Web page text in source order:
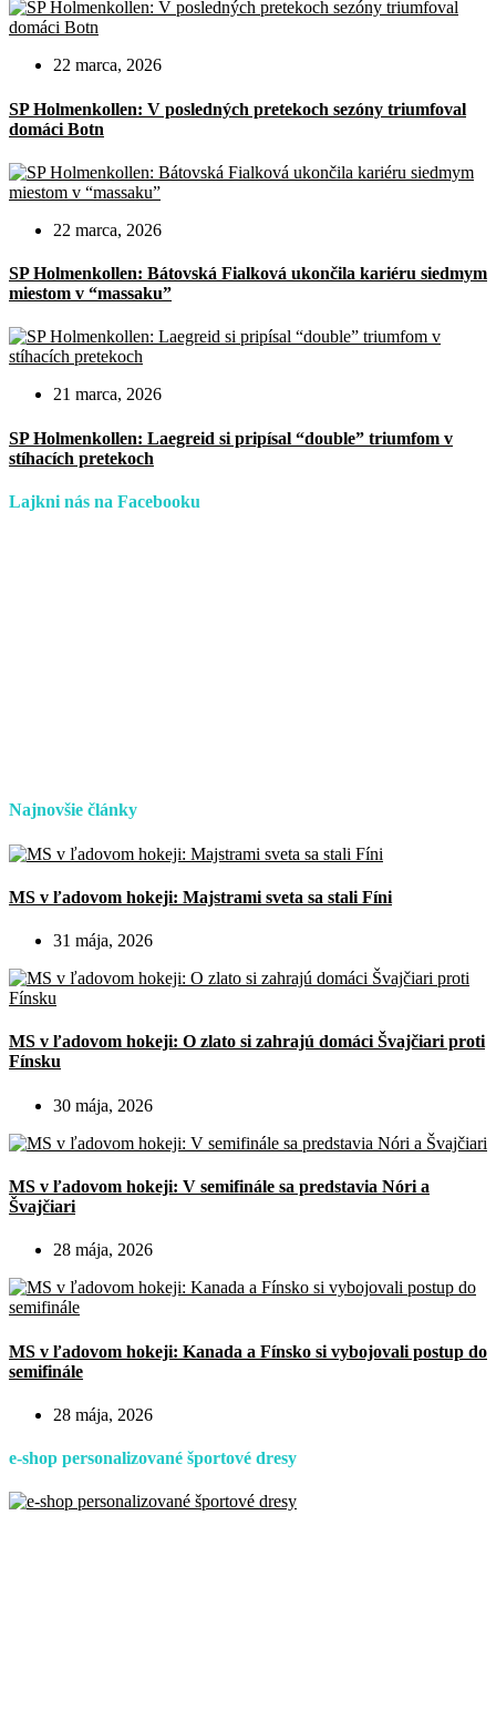
22 marca, 2026
SP Holmenkollen: V posledných pretekoch sezóny triumfoval
domáci Botn
22 marca, 2026
SP Holmenkollen: Bátovská Fialková ukončila kariéru siedmym
miestom v “massaku”
21 marca, 2026
SP Holmenkollen: Laegreid si pripísal “double” triumfom v
stíhacích pretekoch
Lajkni nás na Facebooku
Najnovšie články
MS v ľadovom hokeji: Majstrami sveta sa stali Fíni
31 mája, 2026
MS v ľadovom hokeji: O zlato si zahrajú domáci Švajčiari proti
Fínsku
30 mája, 2026
MS v ľadovom hokeji: V semifinále sa predstavia Nóri a
Švajčiari
28 mája, 2026
MS v ľadovom hokeji: Kanada a Fínsko si vybojovali postup do
semifinále
28 mája, 2026
e-shop personalizované športové dresy